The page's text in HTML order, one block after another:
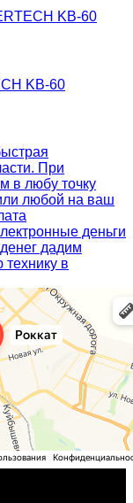
KB-60
При
в любу точку
любой на ваш
деньги
дадим
в